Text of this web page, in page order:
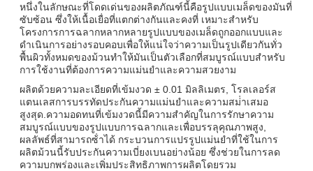
หนึ่งในลักษณะที่โดดเด่นของผลิตภัณฑ์นี้คือรูปแบบเมล็ดของมันที่
ซับซ้อน ซึ่งให้เนื้อเยื่อที่แตกต่างกันและคงที่ เหมาะสําหรับ
โครงการการฉลากหลากหลายรูปแบบของเมล็ดถูกออกแบบและ
ดําเนินการอย่างรอบคอบเพื่อให้แน่ใจว่าความเป็นรูปเดียวกันทั่ว
พื้นผิวทั้งหมดของม้วนทําให้มันเป็นตัวเลือกที่สมบูรณ์แบบสําหรับ
การใช้งานที่ต้องการความแม่นยําและความสวยงาม
ผลิตด้วยความละเอียดที่เข้มงวด ± 0.01 มิลลิเมตร, โรลเลอร์ส
แตนเลสการบรรทัดประกันความแม่นยําและความสม่ําเสมอ
สูงสุด.ความอดทนที่เข้มงวดนี้มีความสําคัญในการรักษาความ
สมบูรณ์แบบของรูปแบบการฉลากและเพื่อบรรลุคุณภาพสูง,
ผลลัพธ์ที่สามารถซ้ําได้ กระบวนการแปรรูปแม่นยําที่ใช้ในการ
ผลิตม้วนนี้รับประกันความเบี่ยงเบนอย่างน้อย ซึ่งช่วยในการลด
ความบกพร่องและเพิ่มประสิทธิภาพการผลิตโดยรวม